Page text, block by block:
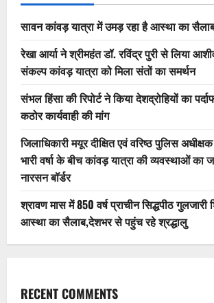
सावन कांवड़ यात्रा में उमड़ रहा है आस्था का
रेखा आर्या ने श्रीमहंत डॉ. रविंद्र पुरी से लिया
संकल्प कांवड़ यात्रा को मिला संतों का समर्थन
संभल हिंसा की रिपोर्ट ने किया देशद्रोहियों का
कठोर कार्यवाही की मांग
जिलाधिकारी मयूर दीक्षित एवं वरिष्ठ पुलिस
भारी वर्षा के बीच कांवड़ यात्रा की व्यवस्थाओं का
नारसन बॉर्डर
श्रावण मास में 850 वर्ष प्राचीन सिद्धपीठ गुलजारी
आस्था का सैलाब,देशभर से पहुंच रहे श्रद्धालु
RECENT COMMENTS